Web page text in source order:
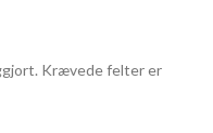
Krævede felter er